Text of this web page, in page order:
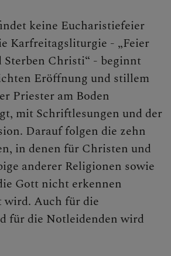
keine Eucharistiefeier
Karfreitagsliturgie - „Feier
Sterben Christi“ - beginnt
Eröffnung und stillem
Priester am Boden
mit Schriftlesungen und der
Darauf folgen die zehn
in denen für Christen und
anderer Religionen sowie
Gott nicht erkennen
wird. Auch für die
für die Notleidenden wird